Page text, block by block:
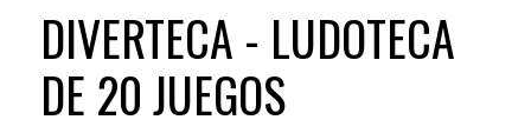
DIVERTECA - LUDOTECA
DE 20 JUEGOS